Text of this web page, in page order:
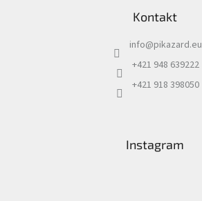
Kontakt
info@pikazard.eu
+421 948 639222
+421 918 398050
Instagram